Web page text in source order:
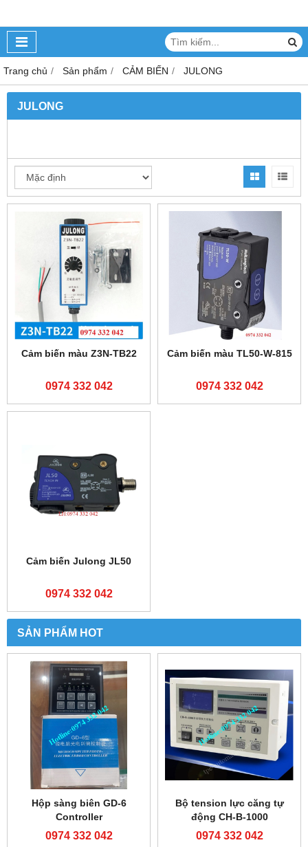
Trang chủ Sản phẩm CẢM BIẾN JULONG
JULONG
Cảm biến màu Z3N-TB22
0974 332 042
Cảm biến màu TL50-W-815
0974 332 042
Cảm biến Julong JL50
0974 332 042
SẢN PHẨM HOT
Hộp sàng biên GD-6
Controller
0974 332 042
Bộ tension lực căng tự
động CH-B-1000
0974 332 042